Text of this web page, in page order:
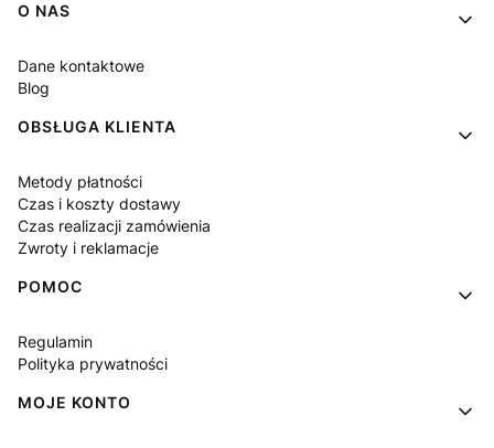
Linki w stopce
O NAS
Dane kontaktowe
Blog
OBSŁUGA KLIENTA
Metody płatności
Czas i koszty dostawy
Czas realizacji zamówienia
Zwroty i reklamacje
POMOC
Regulamin
Polityka prywatności
MOJE KONTO